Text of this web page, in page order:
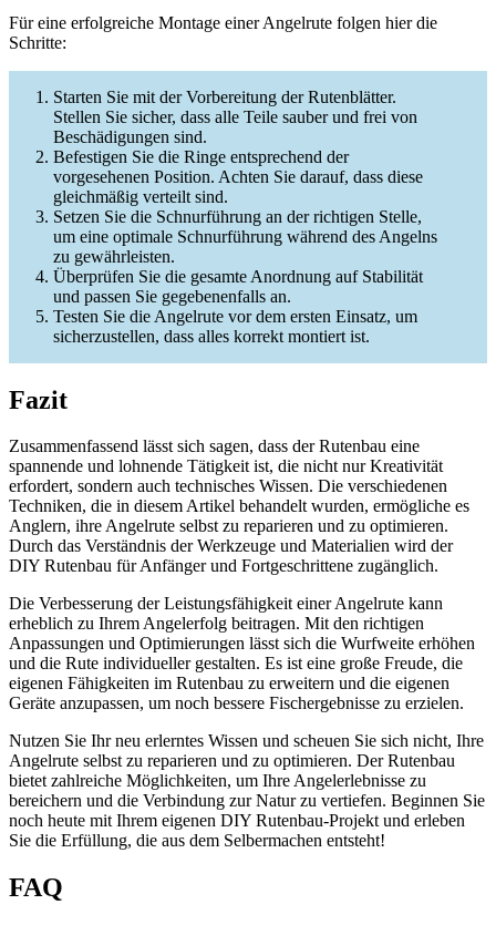
Für eine erfolgreiche Montage einer Angelrute folgen hier die
Schritte:
Starten Sie mit der Vorbereitung der Rutenblätter.
Stellen Sie sicher, dass alle Teile sauber und frei von
Beschädigungen sind.
Befestigen Sie die Ringe entsprechend der
vorgesehenen Position. Achten Sie darauf, dass diese
gleichmäßig verteilt sind.
Setzen Sie die Schnurführung an der richtigen Stelle,
um eine optimale Schnurführung während des Angelns
zu gewährleisten.
Überprüfen Sie die gesamte Anordnung auf Stabilität
und passen Sie gegebenenfalls an.
Testen Sie die Angelrute vor dem ersten Einsatz, um
sicherzustellen, dass alles korrekt montiert ist.
Fazit
Zusammenfassend lässt sich sagen, dass der Rutenbau eine
spannende und lohnende Tätigkeit ist, die nicht nur Kreativität
erfordert, sondern auch technisches Wissen. Die verschiedenen
Techniken, die in diesem Artikel behandelt wurden, ermögliche es
Anglern, ihre Angelrute selbst zu reparieren und zu optimieren.
Durch das Verständnis der Werkzeuge und Materialien wird der
DIY Rutenbau für Anfänger und Fortgeschrittene zugänglich.
Die Verbesserung der Leistungsfähigkeit einer Angelrute kann
erheblich zu Ihrem Angelerfolg beitragen. Mit den richtigen
Anpassungen und Optimierungen lässt sich die Wurfweite erhöhen
und die Rute individueller gestalten. Es ist eine große Freude, die
eigenen Fähigkeiten im Rutenbau zu erweitern und die eigenen
Geräte anzupassen, um noch bessere Fischergebnisse zu erzielen.
Nutzen Sie Ihr neu erlerntes Wissen und scheuen Sie sich nicht, Ihre
Angelrute selbst zu reparieren und zu optimieren. Der Rutenbau
bietet zahlreiche Möglichkeiten, um Ihre Angelerlebnisse zu
bereichern und die Verbindung zur Natur zu vertiefen. Beginnen Sie
noch heute mit Ihrem eigenen DIY Rutenbau-Projekt und erleben
Sie die Erfüllung, die aus dem Selbermachen entsteht!
FAQ